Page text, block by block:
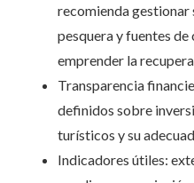
recomienda
pesquera y fuentes
emprender la
Transparencia
definidos sobre
turísticos y su
Indicadores útiles: